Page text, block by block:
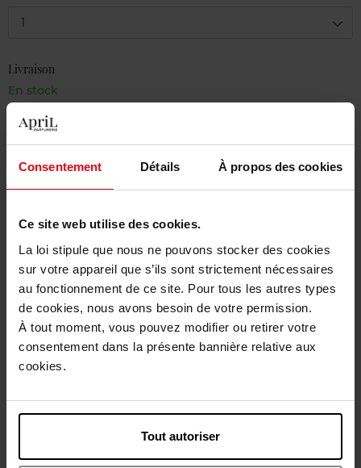
Consentement Détails À propos des cookies
Ce site web utilise des cookies.
La loi stipule que nous ne pouvons stocker des cookies
sur votre appareil que s’ils sont strictement nécessaires
au fonctionnement de ce site. Pour tous les autres types
de cookies, nous avons besoin de votre permission.
À tout moment, vous pouvez modifier ou retirer votre
consentement dans la présente bannière relative aux
cookies.
Tout autoriser
1
Livraison
En stock
Livraison gratuite à partir de 50€
Retour gratuit dans votre magasin
Description
Caractéristiques